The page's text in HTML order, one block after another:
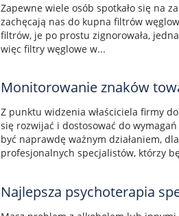
Zapewne wiele osób spotkało się na
zachęcają nas do kupna filtrów
filtrów, je po prostu zignorowała,
więc filtry węglowe w...
Monitorowanie znaków
Z punktu widzenia właściciela firmy
się rozwijać i dostosować do
być naprawdę ważnym działaniem,
profesjonalnych specjalistów, którzy
Najlepsza psychoterapia